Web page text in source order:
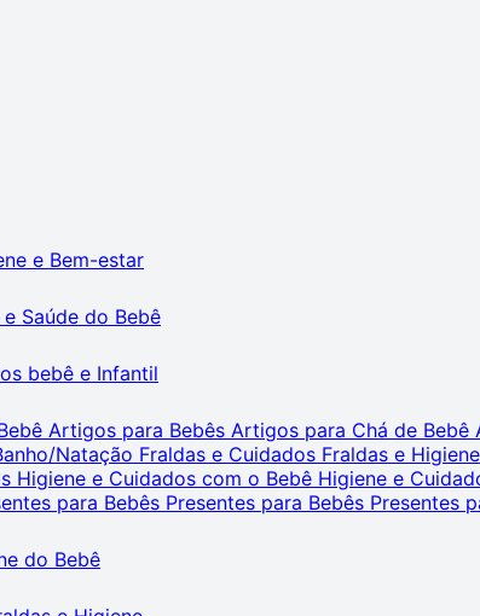
e Bem-estar
Saúde do Bebê
bebê e Infantil
Artigos para Bebês Artigos para Chá de Bebê
Natação Fraldas e Cuidados Fraldas e Higiene
Higiene e Cuidados com o Bebê Higiene e
para Bebês Presentes para Bebês Presentes
do Bebê